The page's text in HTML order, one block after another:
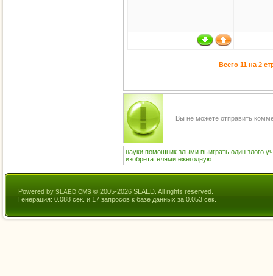
Всего 11 на 2
Вы не можете отправить
науки помощник злыми выиграть один злого
изобретателями ежегодную
Powered by SLAED CMS © 2005-2026 SLAED. All rights reserved.
Генерация: 0.088 сек. и 17 запросов к базе данных за 0.053 сек.